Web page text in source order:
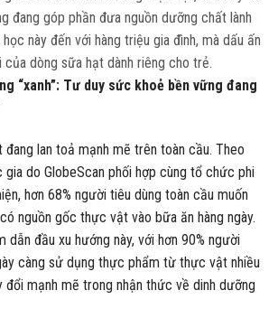
đang góp phần đưa nguồn dưỡng chất lành
này đến với hàng triệu gia đình, mà dấu ấn
dòng sữa hạt dành riêng cho trẻ.
“xanh”: Tư duy sức khoẻ bền vững đang
lan toả mạnh mẽ trên toàn cầu. Theo
do GlobeScan phối hợp cùng tổ chức phi
hơn 68% người tiêu dùng toàn cầu muốn
nguồn gốc thực vật vào bữa ăn hàng ngày.
dẫn đầu xu hướng này, với hơn 90% người
càng sử dụng thực phẩm từ thực vật nhiều
đổi mạnh mẽ trong nhận thức về dinh dưỡng